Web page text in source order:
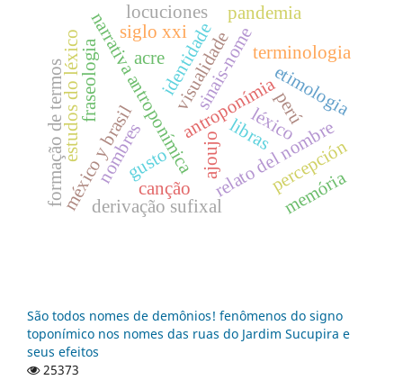
antroponímia
sinais-nome
libras
visualidade
identidade
narrativa antroponímicarelato del nombre
siglo xxi
méxico y brasil
fraseologia
derivação sufixal
formação de termos etimologia
terminologia
percepción
locuciones
gusto
estudos do léxico
pandemia
ajoujo
léxico
memória
acre
nombres
perú
canção
São todos nomes de demônios! fenômenos do signo
toponímico nos nomes das ruas do Jardim Sucupira e
seus efeitos
25373